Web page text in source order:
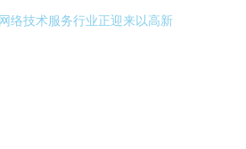
络技术服务行业正迎来以高新